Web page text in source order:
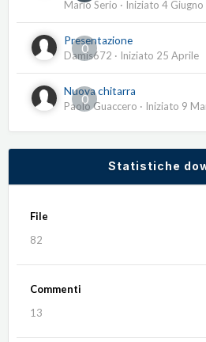
Mario Serio · Iniziato 4
0
Presentazione
Damis672 · Iniziato 25 Aprile
0
Nuova chitarra
Paolo Guaccero · Iniziato 9
Statistiche
File
82
Commenti
13